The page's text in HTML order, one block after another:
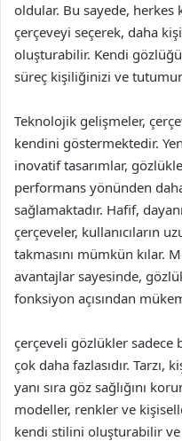
oldular. Bu sayede, herkes
çerçeveyi seçerek, daha
oluşturabilir. Kendi
süreç kişiliğinizi ve
Teknolojik gelişmeler,
kendini göstermektedir.
inovatif tasarımlar,
performans yönünden
sağlamaktadır. Hafif,
çerçeveler, kullanıcıların
takmasını mümkün kılar.
avantajlar sayesinde,
fonksiyon açısından
çerçeveli gözlükler
çok daha fazlasıdır.
yanı sıra göz sağlığını
modeller, renkler ve
kendi stilini oluşturabilir